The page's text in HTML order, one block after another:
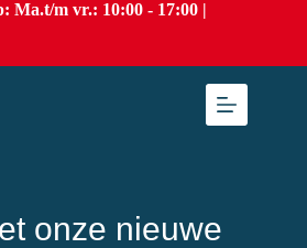
Ma.t/m vr.: 10:00 - 17:00 |
onze nieuwe